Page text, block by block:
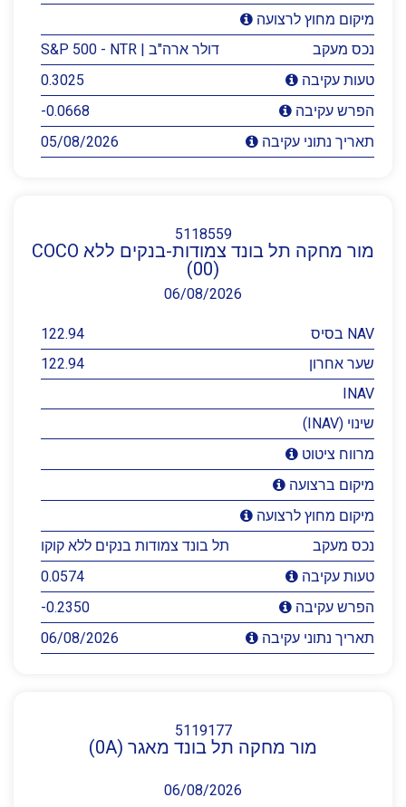
מיקום מחוץ לרצועה
נכס מעקב
דולר ארה"ב | S&P 500 - NTR
טעות עקיבה
0.3025
הפרש עקיבה
-0.0668
תאריך נתוני עקיבה
05/08/2026
5118559
מור מחקה תל בונד צמודות-בנקים ללא COCO
(00)
06/08/2026
NAV בסיס
122.94
שער אחרון
122.94
INAV
שינוי (INAV)
מרווח ציטוט
מיקום ברצועה
מיקום מחוץ לרצועה
נכס מעקב
תל בונד צמודות בנקים ללא קוקו
טעות עקיבה
0.0574
הפרש עקיבה
-0.2350
תאריך נתוני עקיבה
06/08/2026
5119177
מור מחקה תל בונד מאגר (0A)
06/08/2026